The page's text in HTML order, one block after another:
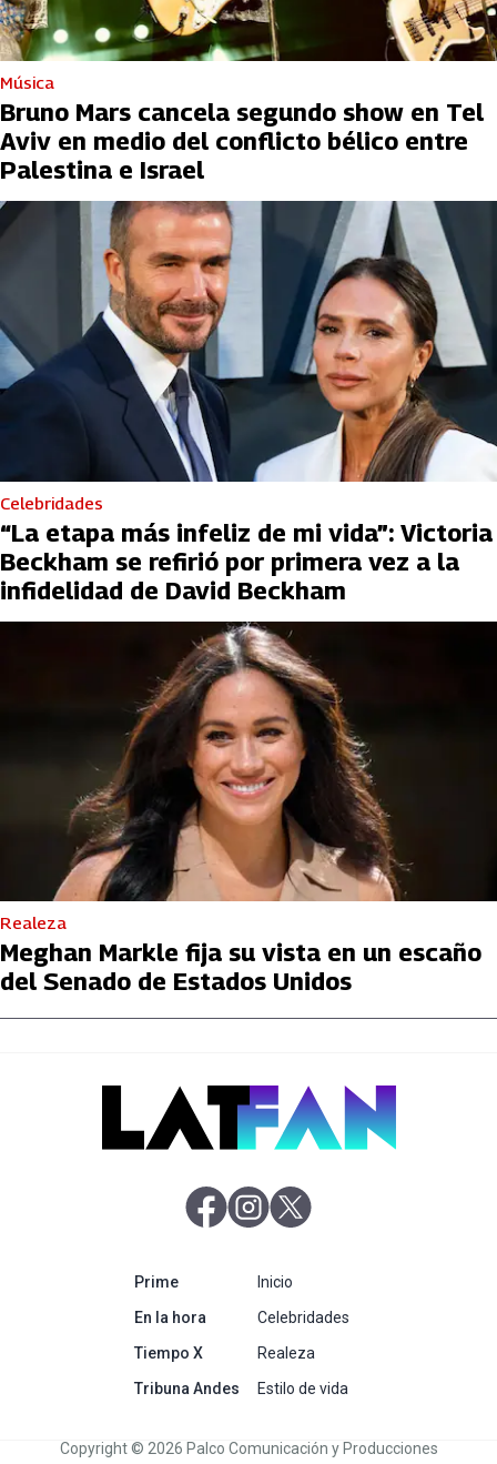
Música
Bruno Mars cancela segundo show en Tel
Aviv en medio del conflicto bélico entre
Palestina e Israel
Celebridades
“La etapa más infeliz de mi vida”: Victoria
Beckham se refirió por primera vez a la
infidelidad de David Beckham
Realeza
Meghan Markle fija su vista en un escaño
del Senado de Estados Unidos
abre en nueva pestaña
abre en nueva pestaña
Primeabre en nueva pestaña
En la hora abre en nueva pestaña
Tiempo Xabre en nueva pestaña
Tribuna Andes abre en nueva pestaña
Inicio
Celebridades
Realeza
Estilo de vida
Copyright © 2026 Palco Comunicación y Producciones